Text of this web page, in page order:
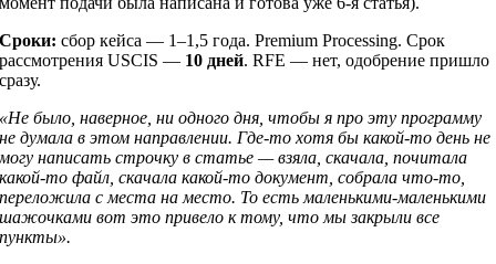
Сроки: сбор кейса — 1–1,5 года. Premium Processing. Срок
рассмотрения USCIS — 10 дней. RFE — нет, одобрение пришло
сразу.
«Не было, наверное, ни одного дня, чтобы я про эту программу
не думала в этом направлении. Где-то хотя бы какой-то день не
могу написать строчку в статье — взяла, скачала, почитала
какой-то файл, скачала какой-то документ, собрала что-то,
переложила с места на место. То есть маленькими-маленькими
шажочками вот это привело к тому, что мы закрыли все
пункты».